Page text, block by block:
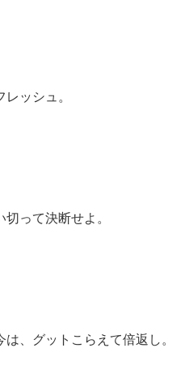
ッシュ。
って決断せよ。
、グットこらえて倍返し。